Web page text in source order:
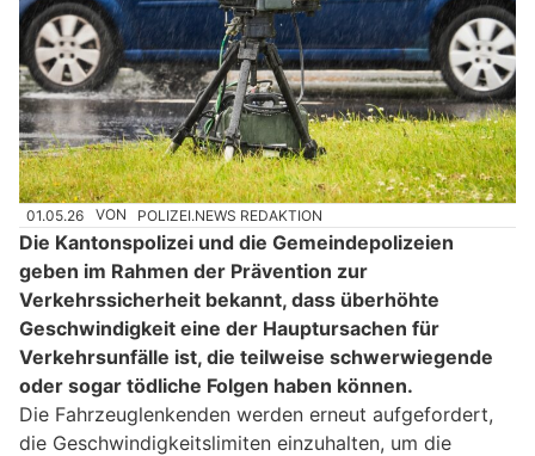
01.05.26 VON POLIZEI.NEWS REDAKTION
Die Kantonspolizei und die Gemeindepolizeien
geben im Rahmen der Prävention zur
Verkehrssicherheit bekannt, dass überhöhte
Geschwindigkeit eine der Hauptursachen für
Verkehrsunfälle ist, die teilweise schwerwiegende
oder sogar tödliche Folgen haben können.
Die Fahrzeuglenkenden werden erneut aufgefordert,
die Geschwindigkeitslimiten einzuhalten, um die